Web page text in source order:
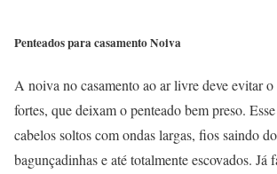
Penteados para casamento Noiva
A noiva no casamento ao ar livre deve evitar
fortes, que deixam o penteado bem preso.
cabelos soltos com ondas largas, fios saindo
bagunçadinhas e até totalmente escovados. Já